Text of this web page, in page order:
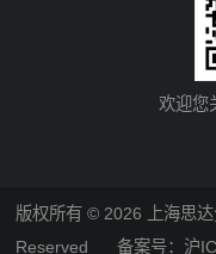
欢迎您
版权所有 © 2026 上海思
Reserved备案号：沪